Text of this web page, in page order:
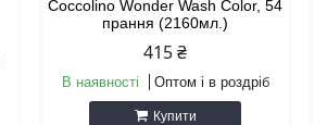
Coccolino Wonder Wash Color, 54
прання (2160мл.)
415 ₴
В наявності Оптом і в роздріб
Купити